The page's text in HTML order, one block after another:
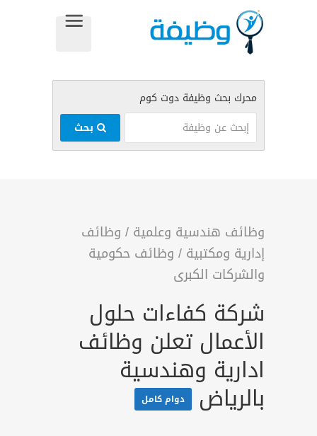
وظائف هندسية وعلمية / وظائف
إدارية ومكتبية / وظائف حكومية
والشركات الكبرى
شركة كفاءات حلول
الأعمال تعلن وظائف
ادارية وهندسية
بالرياض دوام كامل